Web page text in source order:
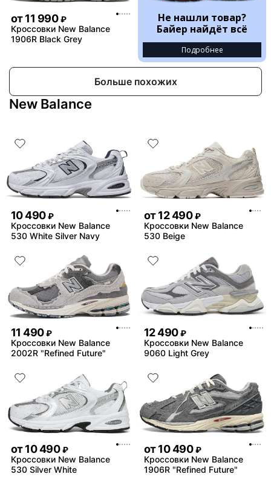
от11 990 ₽
Кроссовки New Balance
1906R Black Grey
Не нашли товар?
Байер найдёт всё
Подробнее
Больше похожих
New Balance
10 490 ₽
Кроссовки New Balance
530 White Silver Navy
от12 490 ₽
Кроссовки New Balance
530 Beige
11 490 ₽
Кроссовки New Balance
2002R "Refined Future"
12 490 ₽
Кроссовки New Balance
9060 Light Grey
от10 490 ₽
Кроссовки New Balance
530 Silver White
от10 490 ₽
Кроссовки New Balance
1906R "Refined Future"